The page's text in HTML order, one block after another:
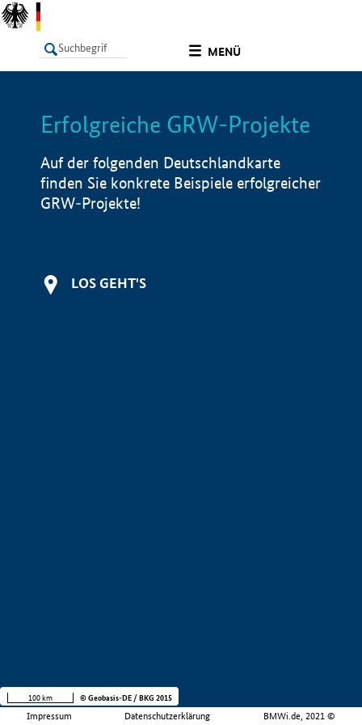
MENÜ
LISTE Info
Erfolgreiche GRW-Projekte
Auf der folgenden Deutschlandkarte
finden Sie konkrete Beispiele erfolgreicher
GRW-Projekte!
LOS GEHT'S
Impressum Datenschutzerklärung BMWi.de, 2021 ©
100 km © Geobasis-DE / BKG 2015